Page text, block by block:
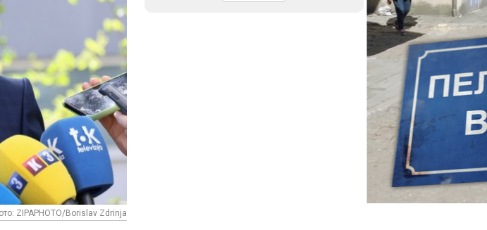
ZIPAPHOTO/Borislav Zdrinja